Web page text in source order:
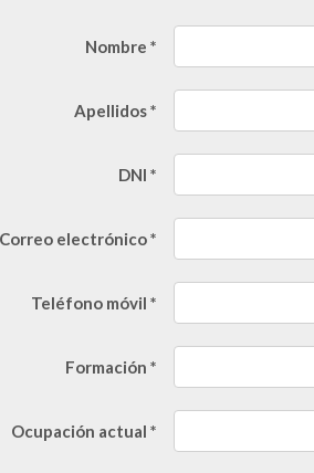
Nombre *
Apellidos *
DNI *
Correo electrónico *
Teléfono móvil *
Formación *
Ocupación actual *